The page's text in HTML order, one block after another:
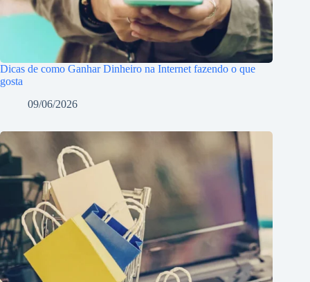
Dicas de como Ganhar Dinheiro na Internet fazendo o que
gosta
09/06/2026